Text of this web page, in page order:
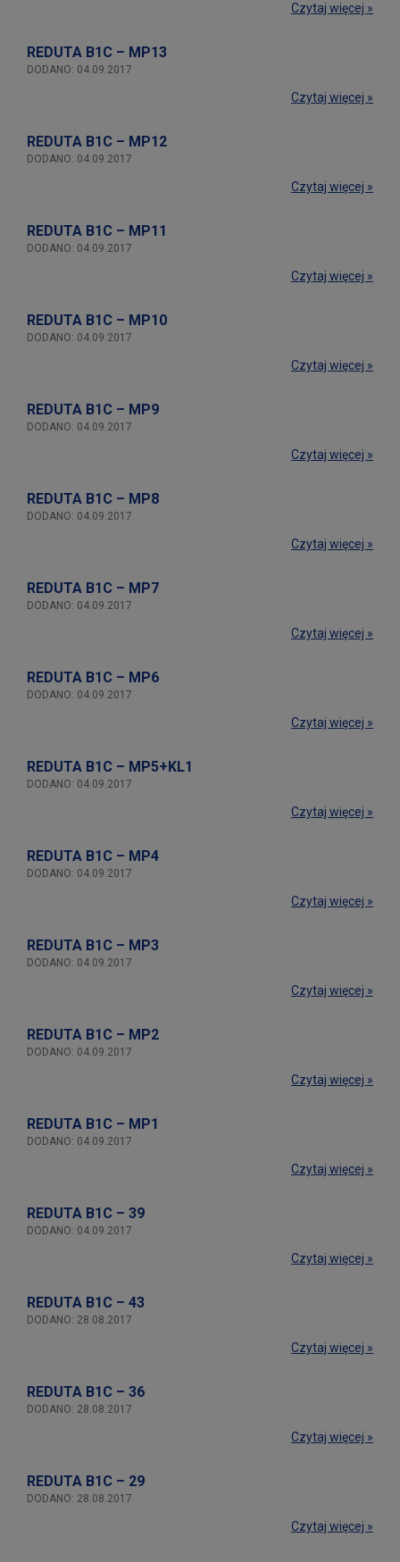
Czytaj więcej »
REDUTA B1C – MP13
DODANO: 04.09.2017
Czytaj więcej »
REDUTA B1C – MP12
DODANO: 04.09.2017
Czytaj więcej »
REDUTA B1C – MP11
DODANO: 04.09.2017
Czytaj więcej »
REDUTA B1C – MP10
DODANO: 04.09.2017
Czytaj więcej »
REDUTA B1C – MP9
DODANO: 04.09.2017
Czytaj więcej »
REDUTA B1C – MP8
DODANO: 04.09.2017
Czytaj więcej »
REDUTA B1C – MP7
DODANO: 04.09.2017
Czytaj więcej »
REDUTA B1C – MP6
DODANO: 04.09.2017
Czytaj więcej »
REDUTA B1C – MP5+KL1
DODANO: 04.09.2017
Czytaj więcej »
REDUTA B1C – MP4
DODANO: 04.09.2017
Czytaj więcej »
REDUTA B1C – MP3
DODANO: 04.09.2017
Czytaj więcej »
REDUTA B1C – MP2
DODANO: 04.09.2017
Czytaj więcej »
REDUTA B1C – MP1
DODANO: 04.09.2017
Czytaj więcej »
REDUTA B1C – 39
DODANO: 04.09.2017
Czytaj więcej »
REDUTA B1C – 43
DODANO: 28.08.2017
Czytaj więcej »
REDUTA B1C – 36
DODANO: 28.08.2017
Czytaj więcej »
REDUTA B1C – 29
DODANO: 28.08.2017
Czytaj więcej »